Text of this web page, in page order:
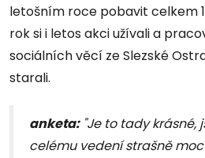
letošním roce pobavit celkem
rok si i letos akci užívali a
sociálních věcí ze Slezské
starali.
anketa:"Je to tady krásné,
celému vedení strašně